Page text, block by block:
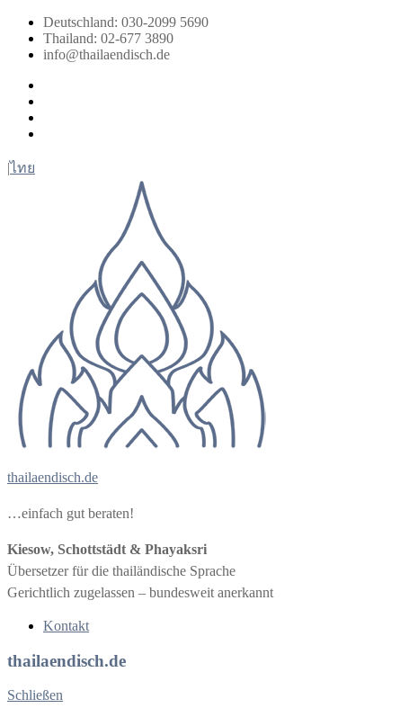
Zum
Inhalt
springen
Deutschland: 030-2099 5690
Thailand: 02-677 3890
info@thailaendisch.de
|ไทย
thailaendisch.de
…einfach gut beraten!
Kiesow, Schottstädt & Phayaksri
Übersetzer für die thailändische Sprache
Gerichtlich zugelassen – bundesweit anerkannt
Kontakt
thailaendisch.de
Schließen